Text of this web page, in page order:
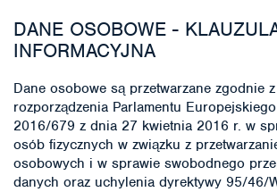
DANE OSOBOWE -
INFORMACYJNA
Dane osobowe są przetwarzane zgodnie
rozporządzenia Parlamentu
2016/679 z dnia 27 kwietnia 2016 r. w
osób fizycznych w związku z
osobowych i w sprawie swobodnego
danych oraz uchylenia dyrektywy 95/46/